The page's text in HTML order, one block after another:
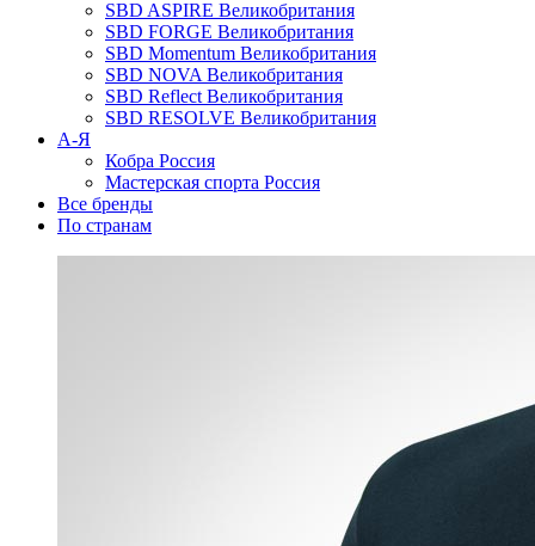
SBD ASPIRE Великобритания
SBD FORGE Великобритания
SBD Momentum Великобритания
SBD NOVA Великобритания
SBD Reflect Великобритания
SBD RESOLVE Великобритания
А-Я
Кобра Россия
Мастерская спорта Россия
Все бренды
По странам